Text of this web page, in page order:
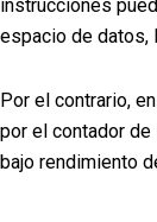
instrucciones
espacio de datos,
Por el contrario,
por el contador
bajo rendimiento